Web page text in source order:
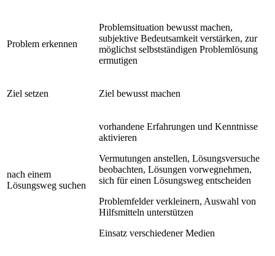
Problem erkennen
Problemsituation bewusst machen,
subjektive Bedeutsamkeit verstärken, zur
möglichst selbstständigen Problemlösung
ermutigen
Ziel setzen Ziel bewusst machen
nach einem
Lösungsweg suchen
vorhandene Erfahrungen und Kenntnisse
aktivieren
Vermutungen anstellen, Lösungsversuche
beobachten, Lösungen vorwegnehmen,
sich für einen Lösungsweg entscheiden
Problemfelder verkleinern, Auswahl von
Hilfsmitteln unterstützen
Einsatz verschiedener Medien